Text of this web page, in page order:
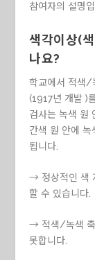
참여자의 설명
색각이상(
나요?
학교에서 적색/
(1917년 개발 )
검사는 녹색 원
간색 원 안에 녹
됩니다.
→ 정상적인 색
할 수 있습니다.
→ 적색/녹색 축
못합니다.